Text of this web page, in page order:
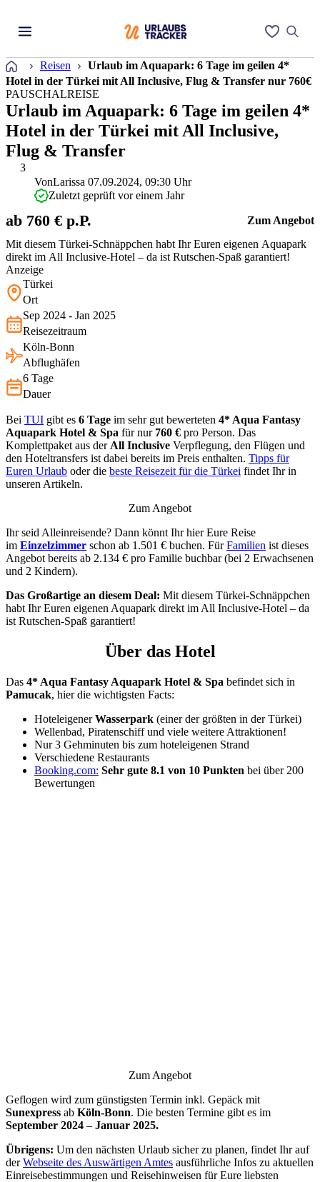
Startseite
Reisen
Urlaub im Aquapark: 6 Tage im geilen 4*
Hotel in der Türkei mit All Inclusive, Flug & Transfer nur 760€
3
PAUSCHALREISE
Urlaub im Aquapark: 6 Tage im geilen 4*
Hotel in der Türkei mit All Inclusive,
Flug & Transfer
Mit diesem Türkei-Schnäppchen habt Ihr Euren eigenen Aquapark
direkt im All Inclusive-Hotel – da ist Rutschen-Spaß garantiert!
VonLarissa 07.09.2024, 09:30 Uhr
Zuletzt geprüft vor einem Jahr
ab 760 € p.P. Zum Angebot
Anzeige
Türkei
Ort
Sep 2024 - Jan 2025
Reisezeitraum
Köln-Bonn
Abflughäfen
6 Tage
Dauer
Bei TUI gibt es 6 Tage im sehr gut bewerteten 4* Aqua Fantasy
Aquapark Hotel & Spa für nur 760 € pro Person. Das
Komplettpaket aus der All Inclusive Verpflegung, den Flügen und
den Hoteltransfers ist dabei bereits im Preis enthalten. Tipps für
Euren Urlaub oder die beste Reisezeit für die Türkei findet Ihr in
unseren Artikeln.
Zum Angebot
Ihr seid Alleinreisende? Dann könnt Ihr hier Eure Reise
im Einzelzimmer schon ab 1.501 € buchen. FürFamilien ist dieses
Angebot bereits ab 2.134 € pro Familie buchbar (bei 2 Erwachsenen
und 2 Kindern).
Das Großartige an diesem Deal: Mit diesem Türkei-Schnäppchen
habt Ihr Euren eigenen Aquapark direkt im All Inclusive-Hotel – da
ist Rutschen-Spaß garantiert!
Über das Hotel
Das 4* Aqua Fantasy Aquapark Hotel & Spa befindet sich in
Pamucak, hier die wichtigsten Facts:
HoteleigenerWasserpark (einer der größten in der Türkei)
Wellenbad, Piratenschiff und viele weitere Attraktionen!
Nur 3 Gehminuten bis zum hoteleigenen Strand
Verschiedene Restaurants
Booking.com: Sehr gute 8.1 von 10 Punkten bei über 200
Bewertungen
Zum Angebot
Geflogen wird zum günstigsten Termin inkl. Gepäck mit
Sunexpress ab Köln-Bonn. Die besten Termine gibt es im
September 2024 – Januar 2025.
Übrigens: Um den nächsten Urlaub sicher zu planen, findet Ihr auf
derWebseite des Auswärtigen Amtes ausführliche Infos zu aktuellen
Einreisebestimmungen und Reisehinweisen für Eure liebsten